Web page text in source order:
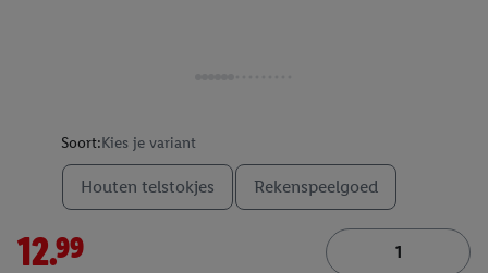
Soort:Kies je variant
Houten telstokjes Rekenspeelgoed
12.99